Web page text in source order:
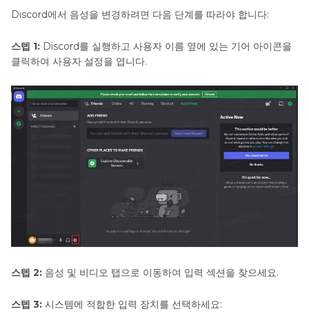
Discord에서 음성을 변경하려면 다음 단계를 따라야 합니다:
스텝 1: Discord를 실행하고 사용자 이름 옆에 있는 기어 아이콘을
클릭하여 사용자 설정을 엽니다.
스텝 2: 음성 및 비디오 탭으로 이동하여 입력 섹션을 찾으세요.
스텝 3: 시스템에 적합한 입력 장치를 선택하세요: